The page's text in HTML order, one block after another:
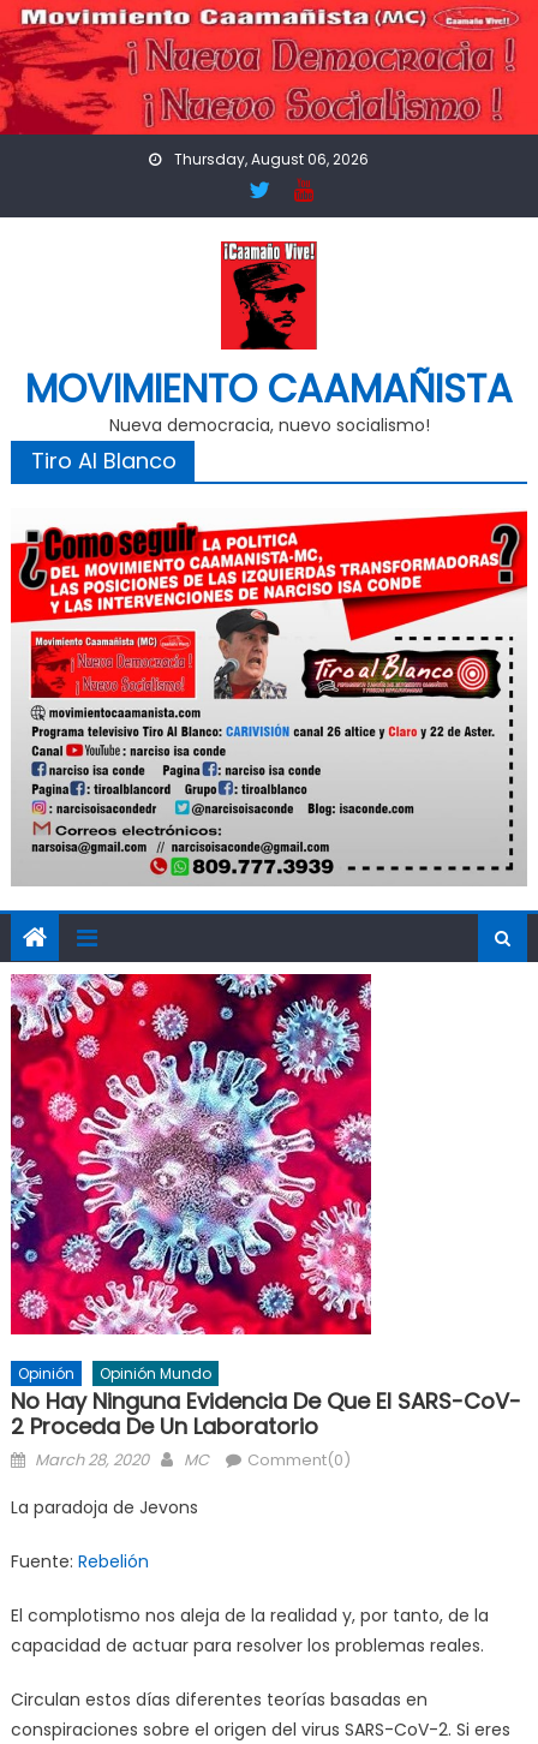
Skip
to
content
Thursday, August 06, 2026
MOVIMIENTO CAAMAÑISTA
Nueva democracia, nuevo socialismo!
Tiro Al Blanco
Opinión Opinión Mundo
No Hay Ninguna Evidencia De Que El SARS-CoV-
2 Proceda De Un Laboratorio
Posted
March 28, 2020 Author
MC Comment(0)
La paradoja de Jevons
Fuente: Rebelión
El complotismo nos aleja de la realidad y, por tanto, de la
capacidad de actuar para resolver los problemas reales.
Circulan estos días diferentes teorías basadas en
conspiraciones sobre el origen del virus SARS-CoV-2. Si eres